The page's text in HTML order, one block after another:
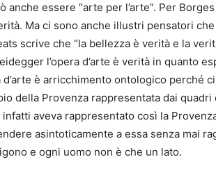
essere “arte per l’arte”. Per
Ma ci sono anche illustri pensatori
scrive che “la bellezza è verità e la
l’opera d’arte è verità in quanto
d’arte è arricchimento ontologico
della Provenza rappresentata dai
aveva rappresentato così la
asintoticamente a essa senza mai
e ogni uomo non è che un lato.